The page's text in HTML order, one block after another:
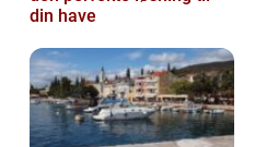
din have